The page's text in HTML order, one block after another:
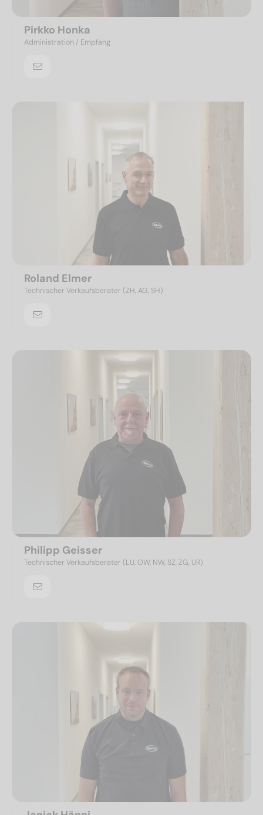
Pirkko Honka
Administration / Empfang
Roland Elmer
Technischer Verkaufsberater (ZH, AG, SH)
Philipp Geisser
Technischer Verkaufsberater (LU, OW, NW, SZ, ZG, UR)